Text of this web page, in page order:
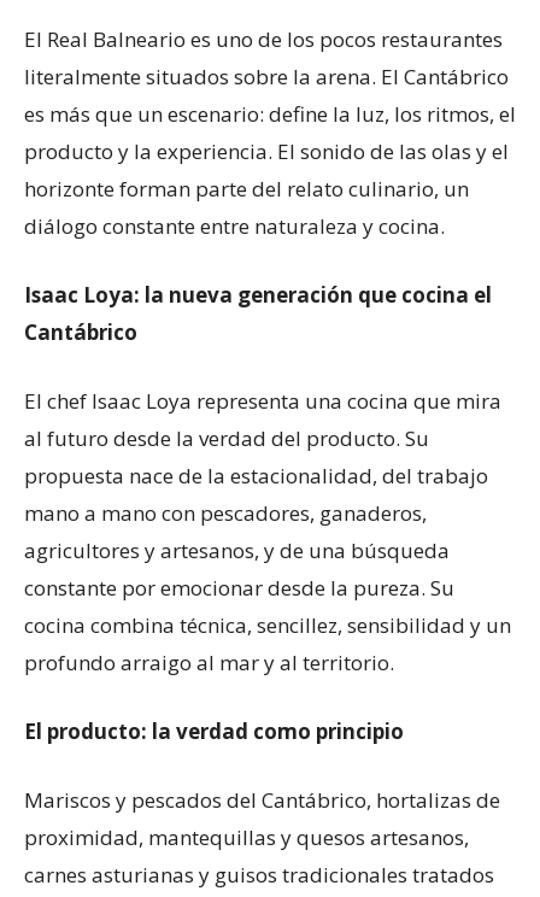
El Real Balneario es uno de los pocos restaurantes
literalmente situados sobre la arena. El Cantábrico
es más que un escenario: define la luz, los ritmos, el
producto y la experiencia. El sonido de las olas y el
horizonte forman parte del relato culinario, un
diálogo constante entre naturaleza y cocina.
Isaac Loya: la nueva generación que cocina el
Cantábrico
El chef Isaac Loya representa una cocina que mira
al futuro desde la verdad del producto. Su
propuesta nace de la estacionalidad, del trabajo
mano a mano con pescadores, ganaderos,
agricultores y artesanos, y de una búsqueda
constante por emocionar desde la pureza. Su
cocina combina técnica, sencillez, sensibilidad y un
profundo arraigo al mar y al territorio.
El producto: la verdad como principio
Mariscos y pescados del Cantábrico, hortalizas de
proximidad, mantequillas y quesos artesanos,
carnes asturianas y guisos tradicionales tratados